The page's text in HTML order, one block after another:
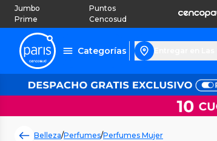
Jumbo
Prime
Puntos
Cencosud
Categorías
Belleza/Perfumes/Perfumes Mujer